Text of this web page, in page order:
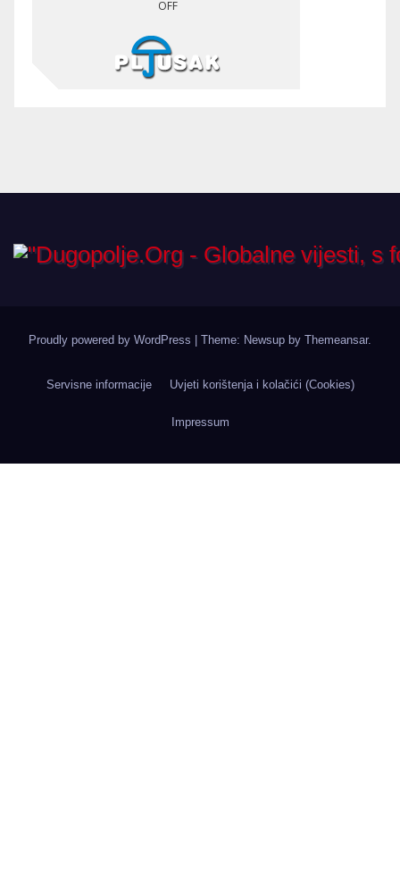
Proudly powered by WordPress | Theme: Newsup by Themeansar.
Servisne informacije Uvjeti korištenja i kolačići (Cookies)
Impressum